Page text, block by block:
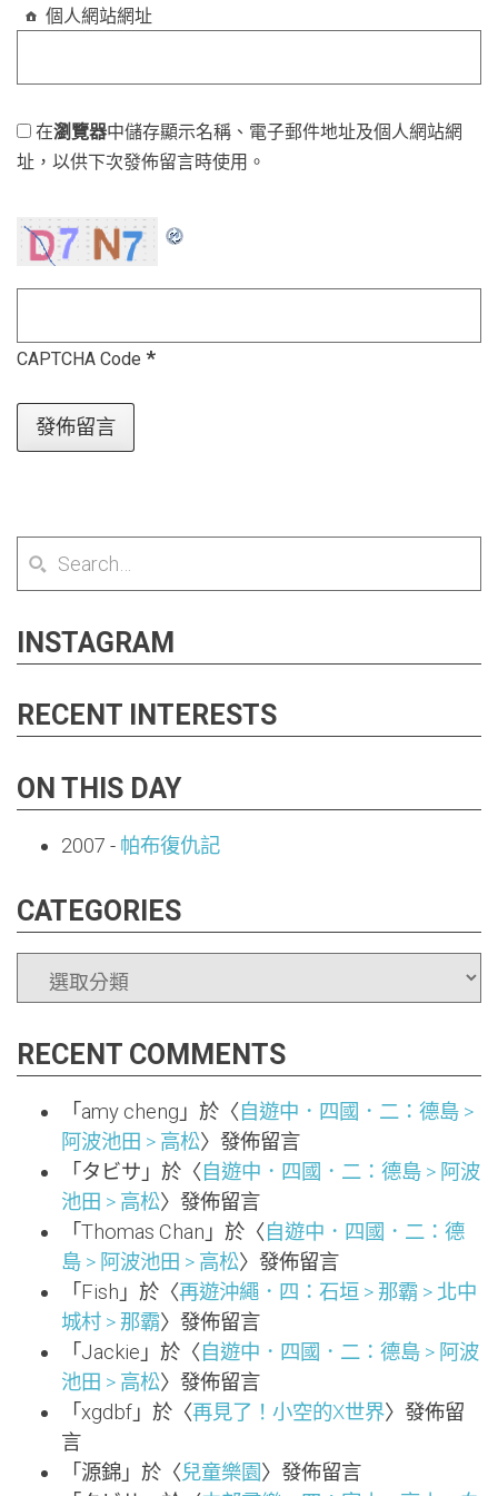
個人網站網址
在瀏覽器中儲存顯示名稱、電子郵件地址及個人網站網
址，以供下次發佈留言時使用。
CAPTCHA Code *
INSTAGRAM
RECENT INTERESTS
ON THIS DAY
2007 - 帕布復仇記
CATEGORIES
RECENT COMMENTS
「 amy cheng 」於〈自遊中．四國．二：德島 >
阿波池田 > 高松〉發佈留言
「 タビサ 」於〈自遊中．四國．二：德島 > 阿波
池田 > 高松〉發佈留言
「Thomas Chan 」於〈自遊中．四國．二：德
島 > 阿波池田 > 高松〉發佈留言
「 Fish 」於〈再遊沖繩．四：石垣 > 那霸 > 北中
城村 > 那霸〉發佈留言
「 Jackie 」於〈自遊中．四國．二：德島 > 阿波
池田 > 高松〉發佈留言
「xgdbf 」於〈再見了！小空的X世界〉發佈留
言
「 源錦 」於〈兒童樂園〉發佈留言